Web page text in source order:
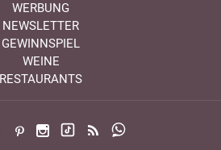
WERBUNG
NEWSLETTER
GEWINNSPIEL
WEINE
RESTAURANTS